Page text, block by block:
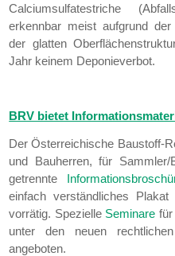
Calciumsulfatestriche
erkennbar meist aufgrund der
der glatten
Jahr keinem Deponieverbot.
BRV bietet
Der Österreichische Baustoff-
und Bauherren, für
getrennte
einfach verständliches Plakat
vorrätig. Spezielle Seminare für
unter den neuen
angeboten.